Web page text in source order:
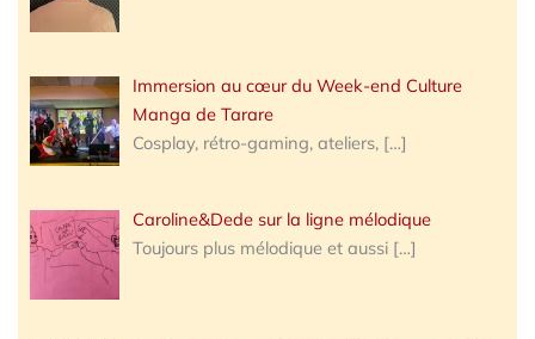
Immersion au cœur du Week-end Culture
Manga de Tarare
Cosplay, rétro-gaming, ateliers, […]
Caroline&Dede sur la ligne mélodique
Toujours plus mélodique et aussi […]